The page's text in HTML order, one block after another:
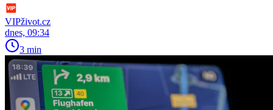
VIPživot.cz
dnes, 09:34
3 min